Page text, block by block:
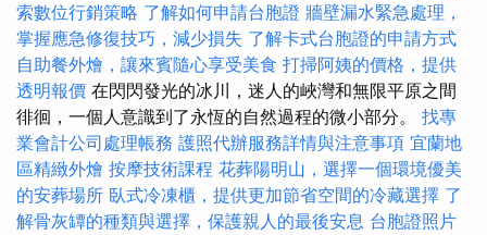
索數位行銷策略 了解如何申請台胞證 牆壁漏水緊急處理，
掌握應急修復技巧，減少損失 了解卡式台胞證的申請方式
自助餐外燴，讓來賓隨心享受美食 打掃阿姨的價格，提供
透明報價 在閃閃發光的冰川，迷人的峽灣和無限平原之間
徘徊，一個人意識到了永恆的自然過程的微小部分。 找專
業會計公司處理帳務 護照代辦服務詳情與注意事項 宜蘭地
區精緻外燴 按摩技術課程 花葬陽明山，選擇一個環境優美
的安葬場所 臥式冷凍櫃，提供更加節省空間的冷藏選擇 了
解骨灰罈的種類與選擇，保護親人的最後安息 台胞證照片